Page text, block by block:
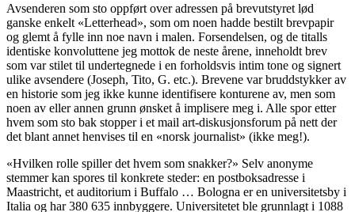
Avsenderen som sto oppført over adressen på brevutstyret lød
ganske enkelt «Letterhead», som om noen hadde bestilt brevpapir
og glemt å fylle inn noe navn i malen. Forsendelsen, og de titalls
identiske konvoluttene jeg mottok de neste årene, inneholdt brev
som var stilet til undertegnede i en forholdsvis intim tone og signert
ulike avsendere (Joseph, Tito, G. etc.). Brevene var bruddstykker av
en historie som jeg ikke kunne identifisere konturene av, men som
noen av eller annen grunn ønsket å implisere meg i. Alle spor etter
hvem som sto bak stopper i et mail art-diskusjonsforum på nett der
det blant annet henvises til en «norsk journalist» (ikke meg!).
«Hvilken rolle spiller det hvem som snakker?» Selv anonyme
stemmer kan spores til konkrete steder: en postboksadresse i
Maastricht, et auditorium i Buffalo … Bologna er en universitetsby i
Italia og har 380 635 innbyggere. Universitetet ble grunnlagt i 1088